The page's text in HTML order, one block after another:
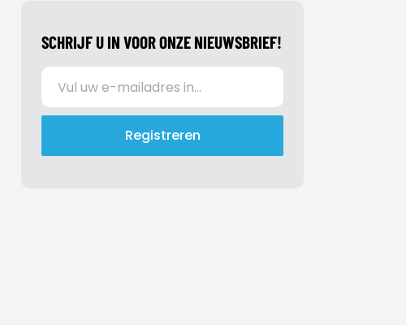
SCHRIJF U IN VOOR ONZE NIEUWSBRIEF!
Registreren